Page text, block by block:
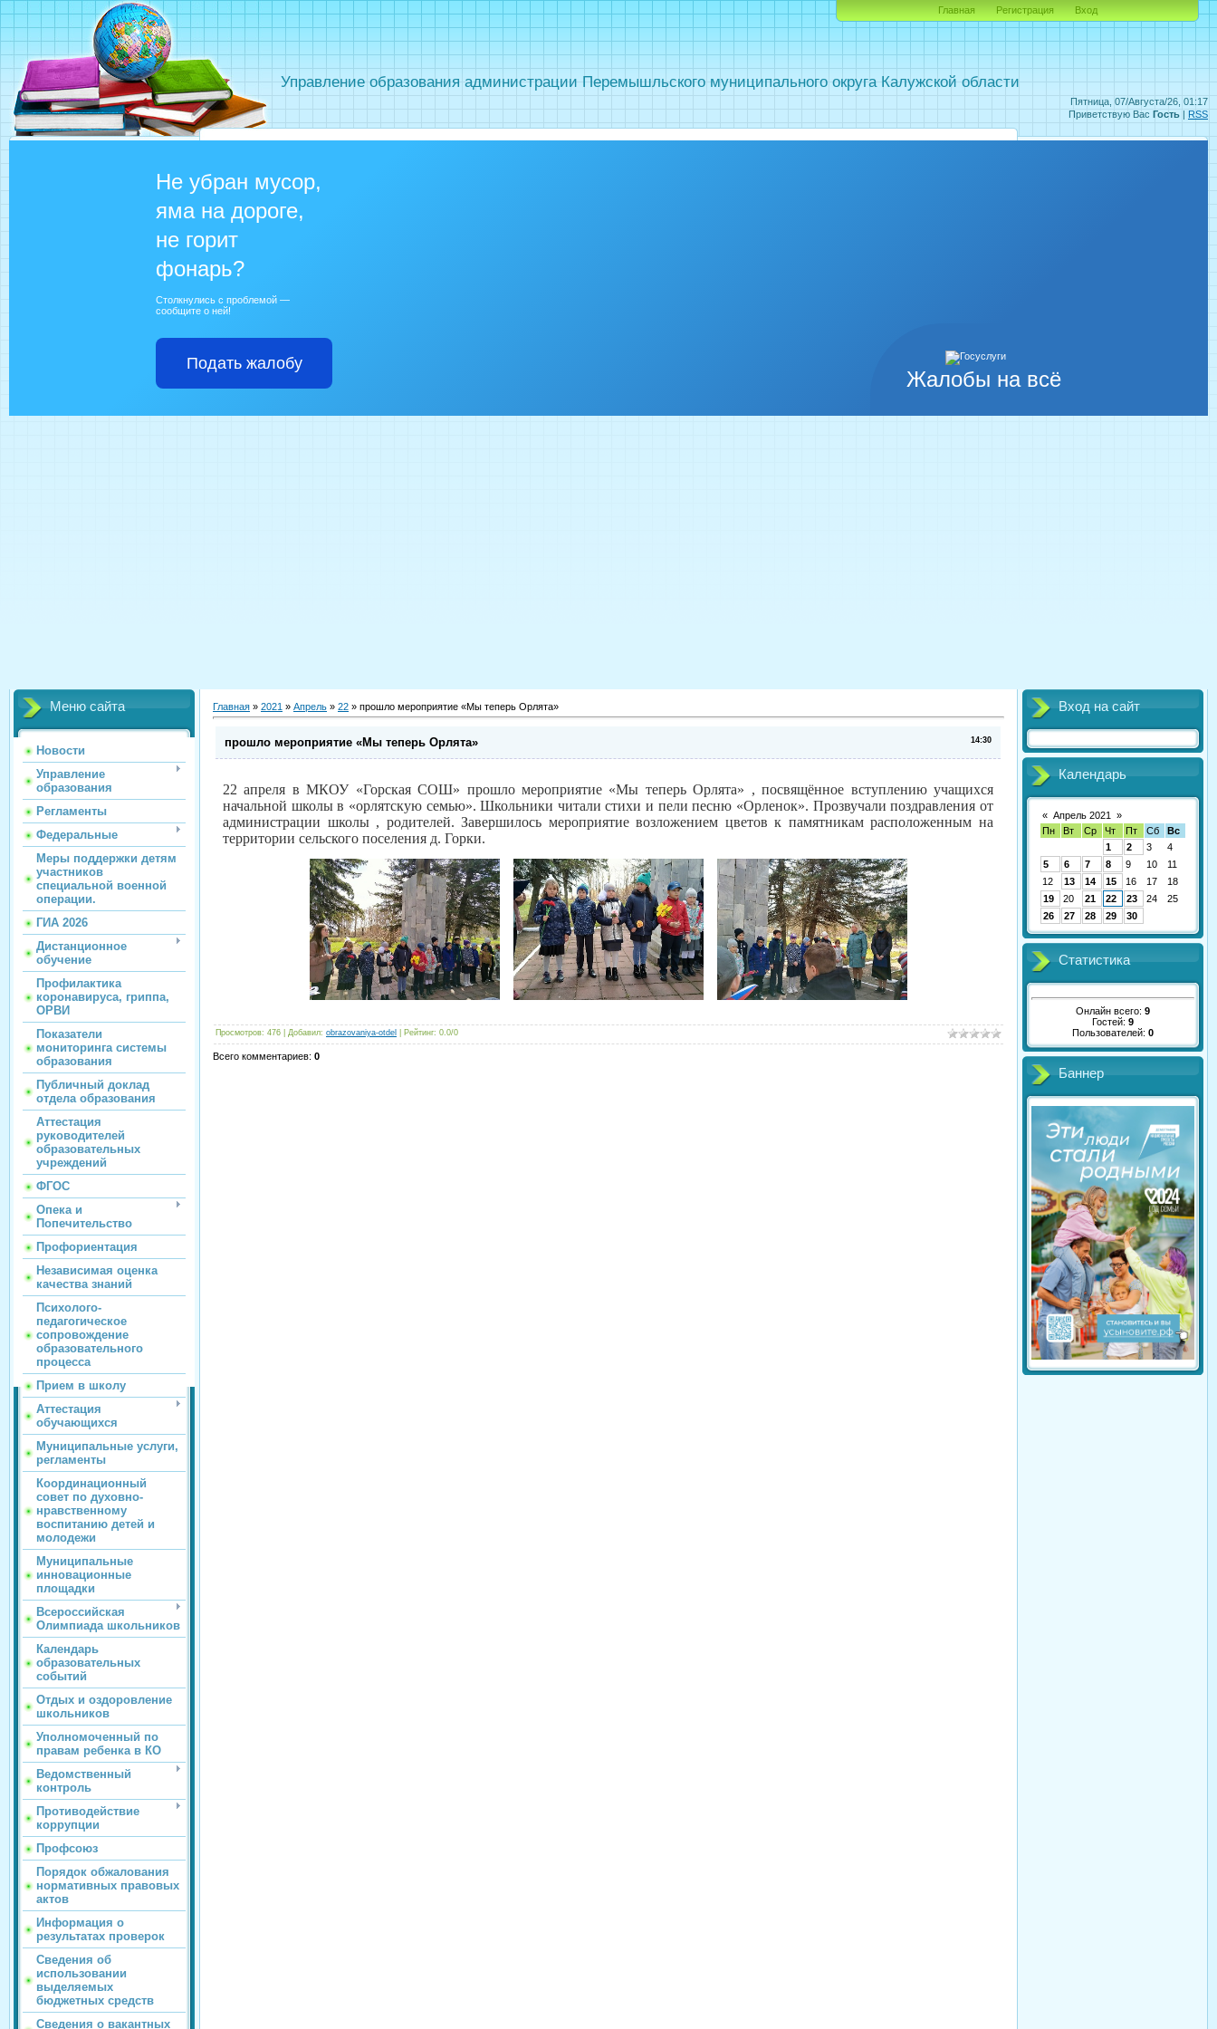
Пятница, 07/Августа/26, 01:17
Приветствую Вас Гость | RSS
Управление образования администрации Перемышльского муниципального округа Калужской области
Главная Регистрация Вход
Жалобы на всё
Не убран мусор,
яма на дороге,
не горит
фонарь?
Столкнулись с проблемой —
сообщите о ней!
Подать жалобу
Меню сайта
Новости
Управление
образования
Регламенты
Федеральные
Меры поддержки детям
участников
специальной военной
операции.
ГИА 2026
Дистанционное
обучение
Профилактика
коронавируса, гриппа,
ОРВИ
Показатели
мониторинга системы
образования
Публичный доклад
отдела образования
Аттестация
руководителей
образовательных
учреждений
ФГОС
Опека и
Попечительство
Профориентация
Независимая оценка
качества знаний
Психолого-
педагогическое
сопровождение
образовательного
процесса
Прием в школу
Аттестация
обучающихся
Муниципальные услуги,
регламенты
Координационный
совет по духовно-
нравственному
воспитанию детей и
молодежи
Муниципальные
инновационные
площадки
Всероссийская
Олимпиада школьников
Календарь
образовательных
событий
Отдых и оздоровление
школьников
Уполномоченный по
правам ребенка в КО
Ведомственный
контроль
Противодействие
коррупции
Профсоюз
Порядок обжалования
нормативных правовых
актов
Информация о
результатах проверок
Сведения об
использовании
выделяемых
бюджетных средств
Сведения о вакантных
Главная » 2021 » Апрель » 22 » прошло мероприятие «Мы теперь Орлята»
14:30
прошло мероприятие «Мы теперь Орлята»
22 апреля в МКОУ «Горская СОШ» прошло мероприятие «Мы теперь Орлята» , посвящённое вступлению учащихся
начальной школы в «орлятскую семью». Школьники читали стихи и пели песню «Орленок». Прозвучали поздравления от
администрации школы , родителей. Завершилось мероприятие возложением цветов к памятникам расположенным на
территории сельского поселения д. Горки.
Просмотров: 476 Добавил: obrazovaniya-otdel Рейтинг: 0.0/0
Всего комментариев: 0
Вход на сайт
Календарь
« Апрель 2021
»
Пн
Вт Ср Чт Пт Сб
Вс
1
2 3
4
5
6 7 8 9 10
11
12
13 14 15 16 17
18
19
20 21 22 23 24
25
26
27 28 29 30
Статистика
Онлайн всего: 9
Гостей: 9
Пользователей: 0
Баннер